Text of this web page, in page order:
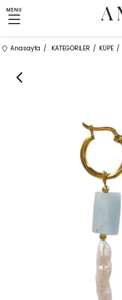
MENU
Anasayfa KATEGORİLER KÜPE